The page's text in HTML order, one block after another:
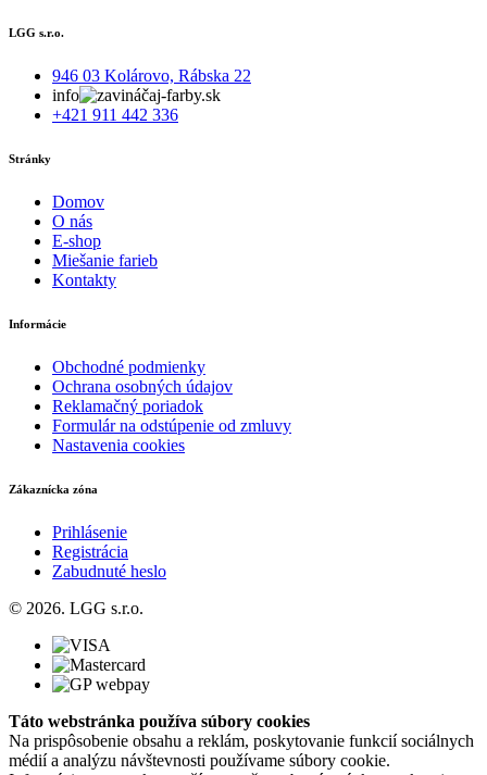
LGG s.r.o.
946 03 Kolárovo, Rábska 22
info
aj-farby.sk
+421 911 442 336
Stránky
Domov
O nás
E-shop
Miešanie farieb
Kontakty
Informácie
Obchodné podmienky
Ochrana osobných údajov
Reklamačný poriadok
Formulár na odstúpenie od zmluvy
Nastavenia cookies
Zákaznícka zóna
Prihlásenie
Registrácia
Zabudnuté heslo
© 2026. LGG s.r.o.
Táto webstránka používa súbory cookies
Na prispôsobenie obsahu a reklám, poskytovanie funkcií sociálnych
médií a analýzu návštevnosti používame súbory cookie.